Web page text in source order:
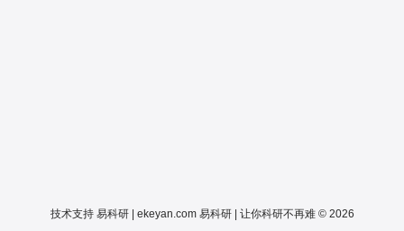
技术支持 易科研 | ekeyan.com易科研 | 让你科研不再难 © 2026